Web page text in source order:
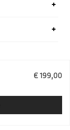
€ 199,00